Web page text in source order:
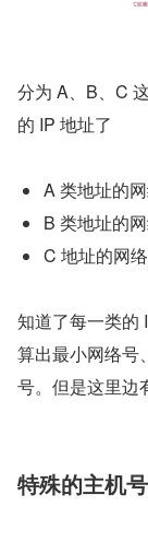
分为 A、B、C
的 IP 地址了
A 类地址的
B 类地址的
C 地址的网
知道了每一类的
算出最小网络号
号。但是这里边
特殊的主机号